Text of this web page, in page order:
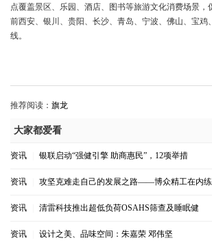
点覆盖景区、乐园、酒店、图书等旅游文化消费场景，
前西安、银川、贵阳、长沙、青岛、宁波、佛山、宝鸡
线。
推荐阅读： 旗龙
大家都爱看
资讯 银联启动“强健引擎 助商惠民”，12项举措
资讯 攻坚克难走自己的发展之路——博众精工在内练
资讯 清雷科技推出超低负荷OSAHS筛查及睡眠健
资讯 设计之美、品味空间：朱嘉荣 邓伟坚